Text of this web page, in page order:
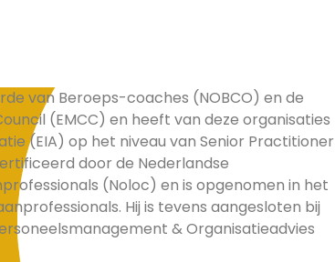
van Beroeps-coaches (NOBCO) en de
(EMCC) en heeft van deze organisaties
(EIA) op het niveau van Senior Practitioner
door de Nederlandse
(Noloc) en is opgenomen in het
Hij is tevens aangesloten bij
& Organisatieadvies